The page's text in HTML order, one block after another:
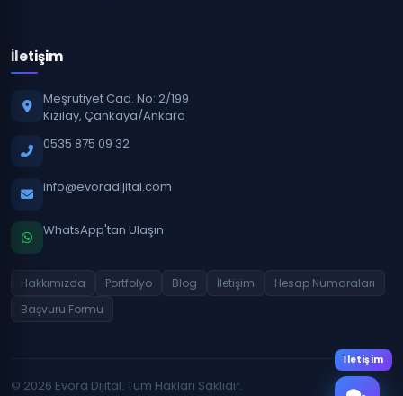
İletişim
Meşrutiyet Cad. No: 2/199
Kızılay, Çankaya/Ankara
0535 875 09 32
info@evoradijital.com
WhatsApp'tan Ulaşın
Hakkımızda Portfolyo Blog İletişim
Hesap Numaraları
Başvuru Formu
© 2026 Evora Dijital. Tüm Hakları Saklıdır.
İletişim